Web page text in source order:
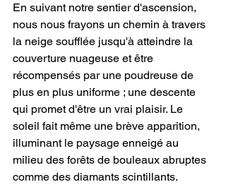
En suivant notre sentier d'ascension,
nous nous frayons un chemin à travers
la neige soufflée jusqu'à atteindre la
couverture nuageuse et être
récompensés par une poudreuse de
plus en plus uniforme ; une descente
qui promet d'être un vrai plaisir. Le
soleil fait même une brève apparition,
illuminant le paysage enneigé au
milieu des forêts de bouleaux abruptes
comme des diamants scintillants.